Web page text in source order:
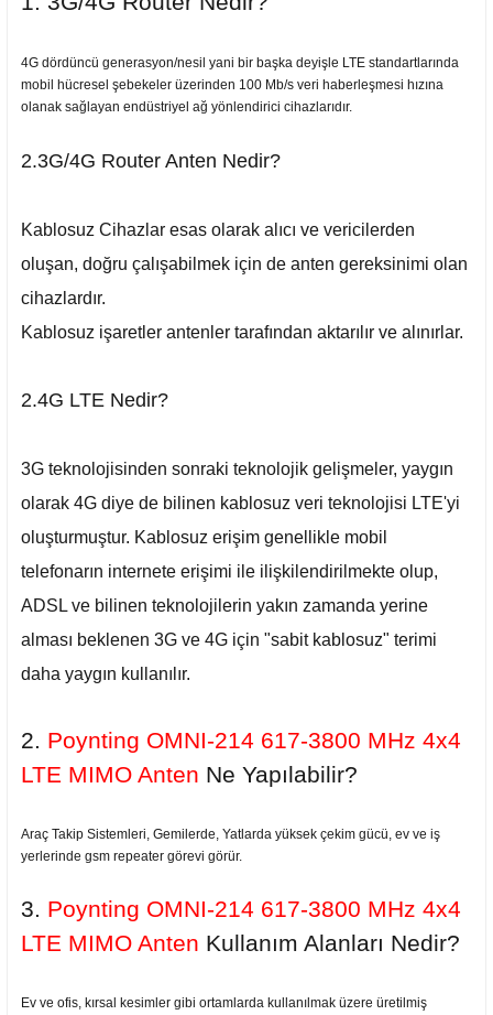
4G dördüncü generasyon/nesil yani bir başka deyişle LTE standartlarında
mobil hücresel şebekeler üzerinden 100 Mb/s veri haberleşmesi hızına
olanak sağlayan endüstriyel ağ yönlendirici cihazlarıdır.
2.3G/4G Router Anten Nedir?
Kablosuz Cihazlar esas olarak alıcı ve vericilerden
oluşan, doğru çalışabilmek için de anten gereksinimi olan
cihazlardır.
Kablosuz işaretler antenler tarafından aktarılır ve alınırlar.
2.4G LTE Nedir?
3G teknolojisinden sonraki teknolojik gelişmeler, yaygın
olarak 4G diye de bilinen kablosuz veri teknolojisi LTE'yi
oluşturmuştur. Kablosuz erişim genellikle mobil
telefonarın internete erişimi ile ilişkilendirilmekte olup,
ADSL ve bilinen teknolojilerin yakın zamanda yerine
alması beklenen 3G ve 4G için "sabit kablosuz" terimi
daha yaygın kullanılır.
2. Poynting OMNI-214 617-3800 MHz 4x4
LTE MIMO Anten Ne Yapılabilir?
Araç Takip Sistemleri, Gemilerde, Yatlarda yüksek çekim gücü, ev ve iş
yerlerinde gsm repeater görevi görür.
3. Poynting OMNI-214 617-3800 MHz 4x4
LTE MIMO Anten Kullanım Alanları Nedir?
Ev ve ofis, kırsal kesimler gibi ortamlarda kullanılmak üzere üretilmiş